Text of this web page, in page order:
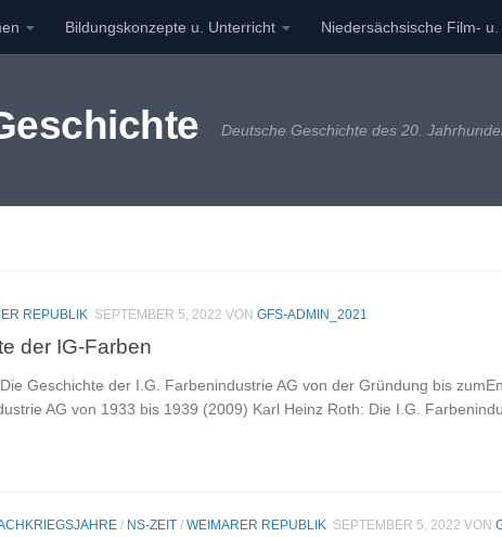
Bildungskonzepte u. Unterricht Niedersächsische Film-
Deutsche Geschichte des 20.
REPUBLIK SEPTEMBER 5, 2022 VON GFS-ADMIN_2021
der IG-Farben
Geschichte der I.G. Farbenindustrie AG von der Gründung bis
AG von 1933 bis 1939 (2009) Karl Heinz Roth: Die I.G.
/ NS-ZEIT / WEIMARER REPUBLIK SEPTEMBER 5, 2022 VON